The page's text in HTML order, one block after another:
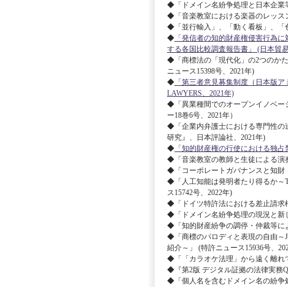
◆「ドメイン名紛争処理と日本企業
◆「音楽教室における楽器のレッス
◆「並行輸入」、「動く看板」、「
◆ 「発信者の知的財産権侵害行為
する各国比較調査報告書」 (日本貿
◆「商標法の「現代化」の2つのか
ニュース15398号、2021年)
◆ 「第三者意見募集制度（日本版
LAWYERS、2021年)
◆「異業種間でのオープンイノベー
ー18巻6号、2021年）
◆「企業内弁護士における専門性の
研究』、日本評論社、2021年)
◆ 「知的財産権の行使における独
◆「音楽教室の教師と生徒による演
◆「コーポレートガバナンスと知財
◆「人工知能は発明者たり得るか～
ス15742号、2022年)
◆「ドイツ特許法における差止請求
◆「ドメイン名紛争処理の現況と新
◆「知的財産紛争の調停・仲裁等に
◆「商標のパロディと表現の自由～
紹介～」 (特許ニュース15936号、
◆「「カラオケ法理」から遠く離れ
◆『第2版 デジタル証拠の法律実務
◆「個人名を含むドメイン名の紛争